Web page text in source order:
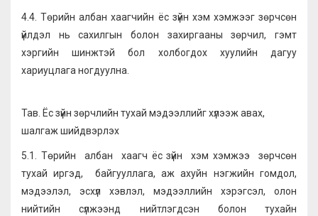
4.4. Төрийн албан хаагчийн ёс зүйн хэм хэмжээг зөрчсөн
үйлдэл нь сахилгын болон захиргааны зөрчил, гэмт
хэргийн шинжтэй бол холбогдох хуулийн дагуу
хариуцлага ногдуулна.
Тав. Ёс зүйн зөрчлийн тухай мэдээллийг хүлээж авах,
шалгаж шийдвэрлэх
5.1. Төрийн албан хаагч ёс зүйн хэм хэмжээ зөрчсөн
тухай иргэд, байгууллага, аж ахуйн нэгжийн гомдол,
мэдээлэл, эсхүл хэвлэл, мэдээллийн хэрэгсэл, олон
нийтийн сүлжээнд нийтлэгдсэн болон тухайн